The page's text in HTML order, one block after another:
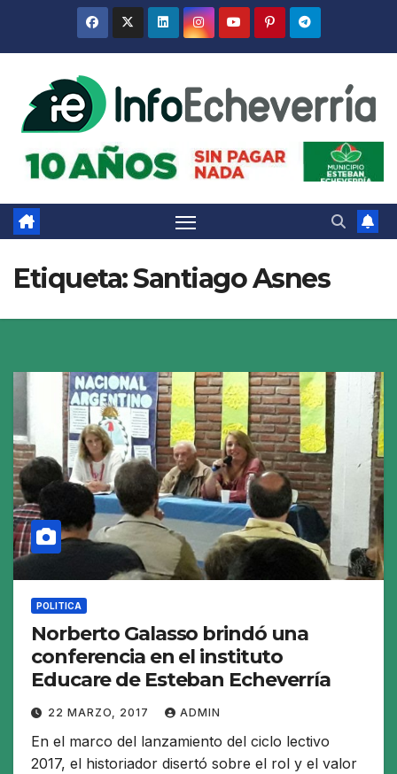
Etiqueta:Santiago Asnes
POLITICA
Norberto Galasso brindó una
conferencia en el instituto
Educare de Esteban Echeverría
22 MARZO, 2017 ADMIN
En el marco del lanzamiento del ciclo lectivo
2017, el historiador disertó sobre el rol y el valor